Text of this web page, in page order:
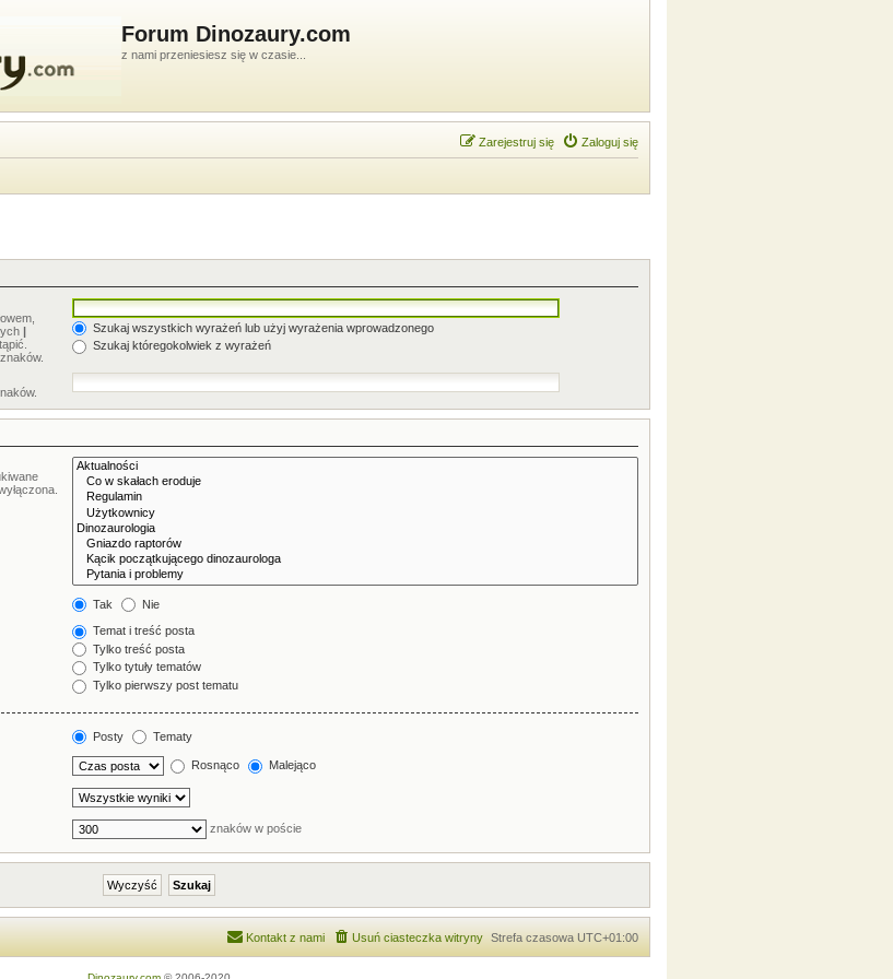
Forum Dinozaury.com
z nami przeniesiesz się w czasie...
Zaloguj się
Zarejestruj się
|
Szukaj wszystkich wyrażeń lub użyj wyrażenia wprowadzonego
Szukaj któregokolwiek z wyrażeń
Tak Nie
Temat i treść posta
Tylko treść posta
Tylko tytuły tematów
Tylko pierwszy post tematu
Posty Tematy
Rosnąco Malejąco
znaków w poście
Strefa czasowa UTC+01:00
Usuń ciasteczka witryny
Kontakt z nami